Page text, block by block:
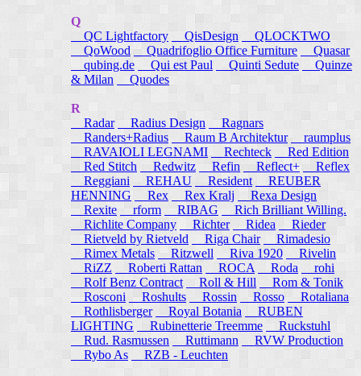
Q
QC Lightfactory
QisDesign
QLOCKTWO
QoWood Quadrifoglio Office Furniture
Quasar
qubing.de
Qui est Paul Quinti Sedute
Quinze
& Milan
Quodes
R
Radar
Radius Design
Ragnars
Randers+Radius
Raum B Architektur raumplus
RAVAIOLI LEGNAMI
Rechteck
Red Edition
Red Stitch
Redwitz Refin Reflect+
Reflex
Reggiani
REHAU Resident
REUBER
HENNING
Rex Rex Kralj
Rexa Design
Rexite
rform RIBAG
Rich Brilliant Willing.
Richlite Company
Richter Ridea
Rieder
Rietveld by Rietveld
Riga Chair
Rimadesio
Rimex Metals
Ritzwell Riva 1920
Rivelin
RiZZ
Roberti Rattan ROCA Roda
rohi
Rolf Benz Contract
Roll & Hill
Rom & Tonik
Rosconi Roshults Rossin Rosso
Rotaliana
Rothlisberger
Royal Botania
RUBEN
LIGHTING
Rubinetterie Treemme
Ruckstuhl
Rud. Rasmussen
Ruttimann
RVW Production
Rybo As
RZB - Leuchten